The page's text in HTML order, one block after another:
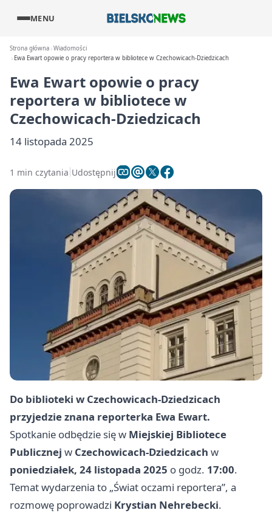
MENU
Strona główna Wiadomości
Ewa Ewart opowie o pracy reportera w bibliotece w Czechowicach-Dziedzicach
Ewa Ewart opowie o pracy
reportera w bibliotece w
Czechowicach-Dziedzicach
14 listopada 2025
1 min czytania Udostępnij
Do biblioteki w Czechowicach‑Dziedzicach
przyjedzie znana reporterka Ewa Ewart.
Spotkanie odbędzie się w Miejskiej Bibliotece
Publicznej w Czechowicach‑Dziedzicach w
poniedziałek, 24 listopada 2025 o godz. 17:00.
Temat wydarzenia to „Świat oczami reportera”, a
rozmowę poprowadzi Krystian Nehrebecki.